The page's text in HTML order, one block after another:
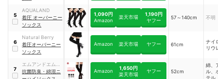
5
AQUALAND
着圧 オーバーニー
ソックス
1,090円
Amazon
楽天市場
1,190円
ヤフー
57～140cm 不明
6
Natural Berry
着圧オーバーニー
ソックス
Amazon 楽天市場 ヤフー 61cm
ナイ
リウ
7
エムアンドエムソ
ックス
抗菌防臭・綿混ニ
Amazon
1,650円
楽天市場
ヤフー 52cm
綿、
ル、
テル